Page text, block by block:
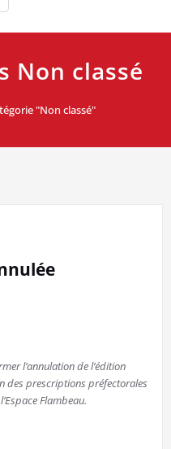
Non classé
"Non classé"
l’annulation de l’édition
des prescriptions préfectorales
Flambeau.